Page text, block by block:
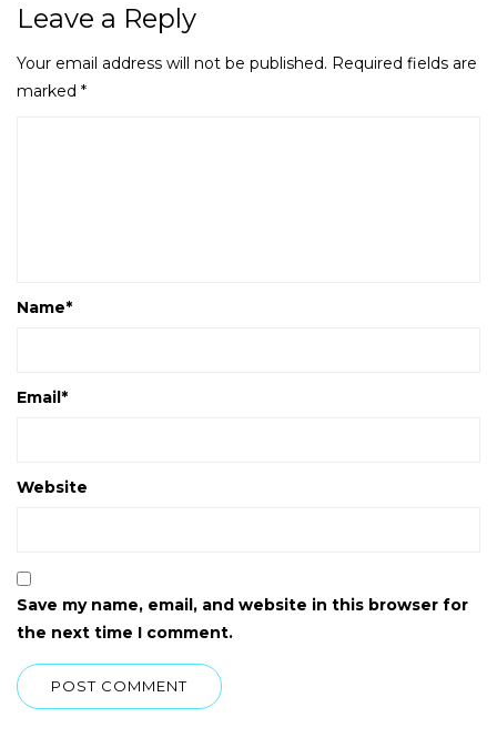
Leave a Reply
Your email address will not be published. Required fields are
marked *
Name*
Email*
Website
Save my name, email, and website in this browser for
the next time I comment.